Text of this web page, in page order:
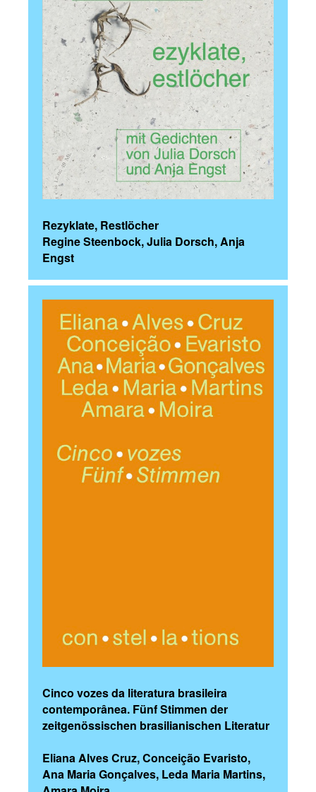
Rezyklate, Restlöcher
Regine Steenbock, Julia Dorsch, Anja
Engst
Cinco vozes da literatura brasileira
contemporânea. Fünf Stimmen der
zeitgenössischen brasilianischen Literatur
Eliana Alves Cruz, Conceição Evaristo,
Ana Maria Gonçalves, Leda Maria Martins,